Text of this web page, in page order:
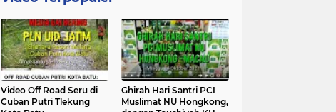
Video Off Road Seru di
Cuban Putri Tlekung
Ghirah Hari Santri PCI
Muslimat NU Hongkong,